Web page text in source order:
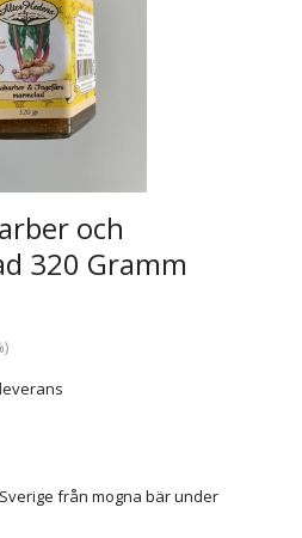
och
320 Gramm
från mogna bär under